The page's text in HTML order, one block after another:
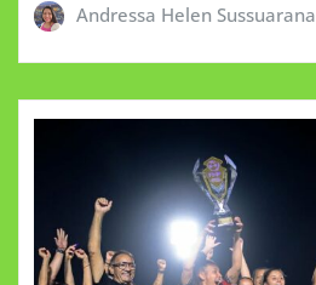
Andressa Helen Sussuarana